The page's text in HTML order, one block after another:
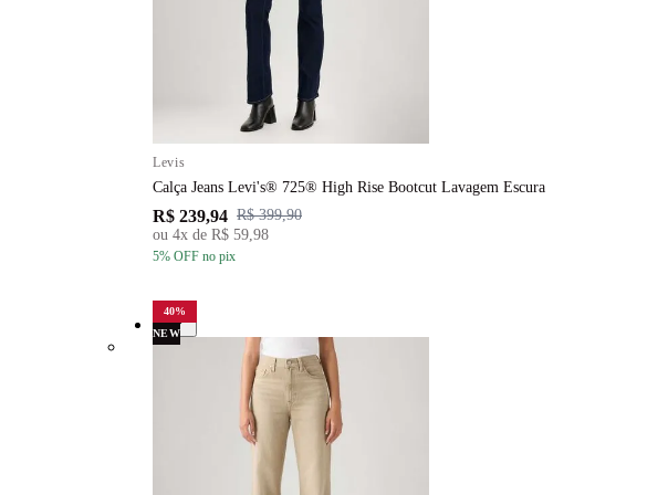
Levis
Calça Jeans Levi's® 725® High Rise Bootcut Lavagem Escura
R$ 239,94 R$ 399,90
ou 4x de R$ 59,98
5% OFF no pix
40%
NEW